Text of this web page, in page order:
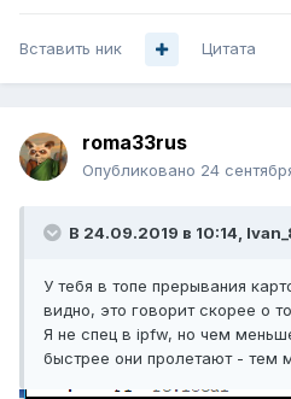
Вставить ник Цитата
roma33rus
Опубликовано 24
В 24.09.2019 в 10:14,
У тебя в топе прерывания
видно, это говорит скорее о
Я не спец в ipfw, но чем
быстрее они пролетают - тем